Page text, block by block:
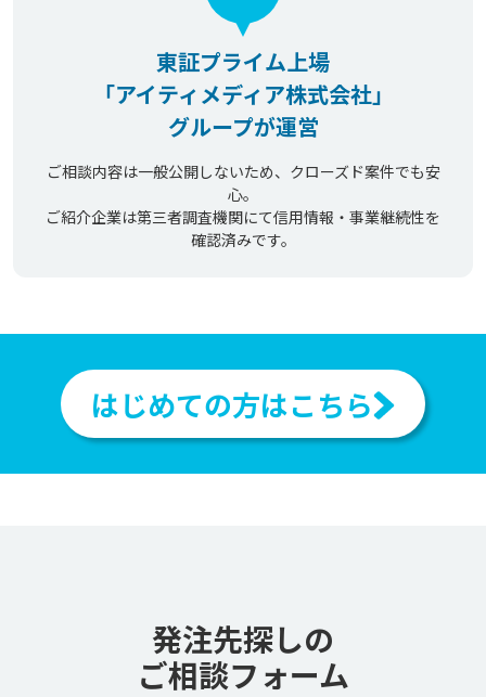
東証プライム上場
「アイティメディア株式会社」
グループが運営
ご相談内容は一般公開しないため、クローズド案件でも安
心。
ご紹介企業は第三者調査機関にて信用情報・事業継続性を
確認済みです。
はじめての方はこちら
発注先探しの
ご相談フォーム